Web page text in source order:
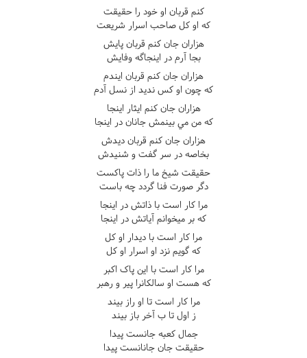
کنم قربان او خود را حقيقت
که او کل صاحب اسرار شريعت
هزاران جان کنم قربان پايش
بجا آرم در اينجاگه وفايش
هزاران جان کنم قربان ايندم
که چون او کس نديد از نسل آدم
هزاران جان کنم ايثار اينجا
که من مي بينمش جانان در اينجا
هزاران جان کنم قربان ديدش
بخاصه در سر گفت و شنيدش
حقيقت شيخ ما را ذات پاکست
دگر صورت فنا گردد چه باست
مرا کار است با ذاتش در اينجا
که بر ميخوانم آياتش در اينجا
مرا کار است با ديدار او کل
که گويم نزد او اسرار او کل
مرا کار است با اين پاک اکبر
که هست او سالکانرا پير و رهبر
مرا کار است تا او راز بيند
ز اول تا ب آخر باز بيند
جمال کعبه جانست پيدا
حقيقت جان جانانست پيدا